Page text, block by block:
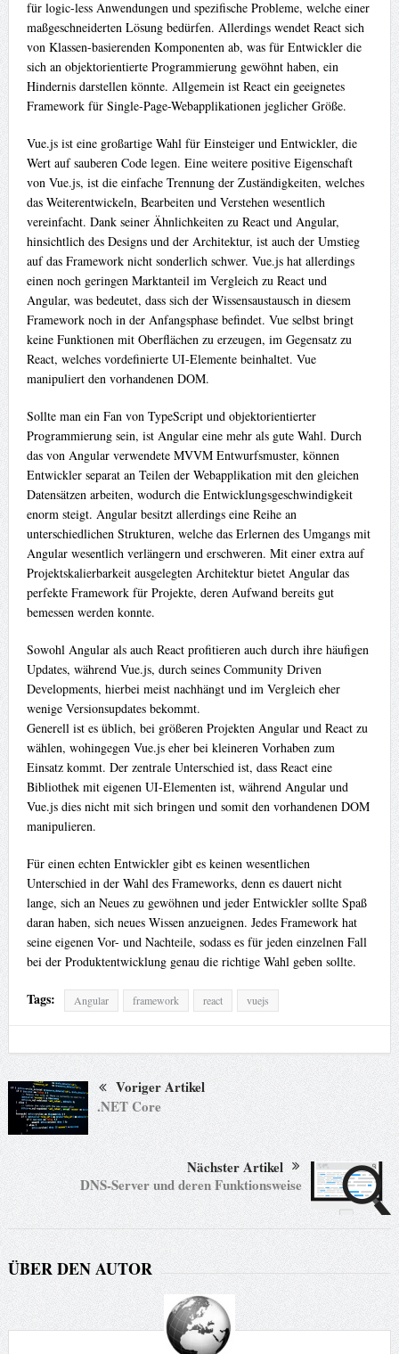
für logic-less Anwendungen und spezifische Probleme, welche einer
maßgeschneiderten Lösung bedürfen. Allerdings wendet React sich
von Klassen-basierenden Komponenten ab, was für Entwickler die
sich an objektorientierte Programmierung gewöhnt haben, ein
Hindernis darstellen könnte. Allgemein ist React ein geeignetes
Framework für Single-Page-Webapplikationen jeglicher Größe.
Vue.js ist eine großartige Wahl für Einsteiger und Entwickler, die
Wert auf sauberen Code legen. Eine weitere positive Eigenschaft
von Vue.js, ist die einfache Trennung der Zuständigkeiten, welches
das Weiterentwickeln, Bearbeiten und Verstehen wesentlich
vereinfacht. Dank seiner Ähnlichkeiten zu React und Angular,
hinsichtlich des Designs und der Architektur, ist auch der Umstieg
auf das Framework nicht sonderlich schwer. Vue.js hat allerdings
einen noch geringen Marktanteil im Vergleich zu React und
Angular, was bedeutet, dass sich der Wissensaustausch in diesem
Framework noch in der Anfangsphase befindet. Vue selbst bringt
keine Funktionen mit Oberflächen zu erzeugen, im Gegensatz zu
React, welches vordefinierte UI-Elemente beinhaltet. Vue
manipuliert den vorhandenen DOM.
Sollte man ein Fan von TypeScript und objektorientierter
Programmierung sein, ist Angular eine mehr als gute Wahl. Durch
das von Angular verwendete MVVM Entwurfsmuster, können
Entwickler separat an Teilen der Webapplikation mit den gleichen
Datensätzen arbeiten, wodurch die Entwicklungsgeschwindigkeit
enorm steigt. Angular besitzt allerdings eine Reihe an
unterschiedlichen Strukturen, welche das Erlernen des Umgangs mit
Angular wesentlich verlängern und erschweren. Mit einer extra auf
Projektskalierbarkeit ausgelegten Architektur bietet Angular das
perfekte Framework für Projekte, deren Aufwand bereits gut
bemessen werden konnte.
Sowohl Angular als auch React profitieren auch durch ihre häufigen
Updates, während Vue.js, durch seines Community Driven
Developments, hierbei meist nachhängt und im Vergleich eher
wenige Versionsupdates bekommt.
Generell ist es üblich, bei größeren Projekten Angular und React zu
wählen, wohingegen Vue.js eher bei kleineren Vorhaben zum
Einsatz kommt. Der zentrale Unterschied ist, dass React eine
Bibliothek mit eigenen UI-Elementen ist, während Angular und
Vue.js dies nicht mit sich bringen und somit den vorhandenen DOM
manipulieren.
Für einen echten Entwickler gibt es keinen wesentlichen
Unterschied in der Wahl des Frameworks, denn es dauert nicht
lange, sich an Neues zu gewöhnen und jeder Entwickler sollte Spaß
daran haben, sich neues Wissen anzueignen. Jedes Framework hat
seine eigenen Vor- und Nachteile, sodass es für jeden einzelnen Fall
bei der Produktentwicklung genau die richtige Wahl geben sollte.
Tags: Angular framework react vuejs
Voriger Artikel
.NET Core
Nächster Artikel
DNS-Server und deren Funktionsweise
ÜBER DEN AUTOR